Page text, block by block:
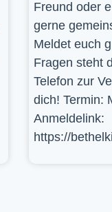
Freund oder
gerne
Meldet euch
Fragen steht
Telefon zur
dich! Termin:
Anmeldelink:
https://